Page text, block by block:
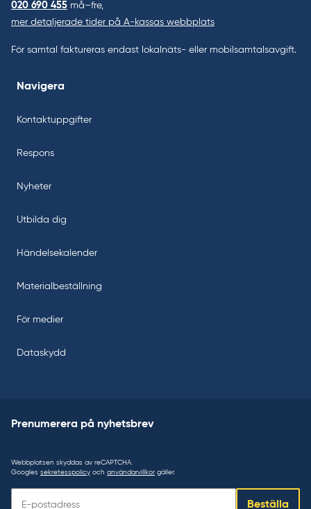
020 690 455 må–fre,
mer detaljerade tider på A-kassas webbplats
För samtal faktureras endast lokalnäts- eller mobilsamtalsavgift.
Navigera
Kontaktuppgifter
Respons
Nyheter
Utbilda dig
Händelsekalender
Materialbeställning
För medier
Dataskydd
Prenumerera på nyhetsbrev
Webbplatsen skyddas av reCAPTCHA.
Googles sekretesspolicy och användarvillkor gäller.
Beställa